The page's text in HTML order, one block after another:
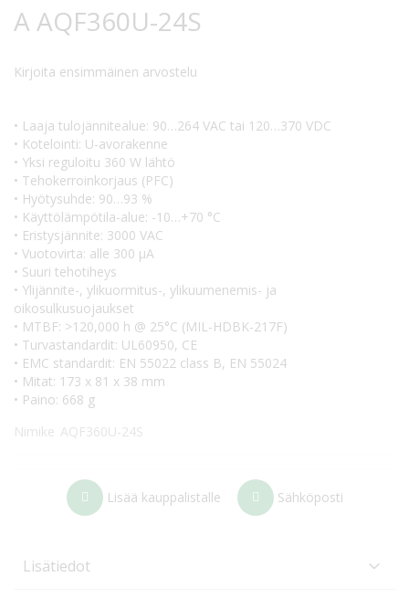
A AQF360U-24S
Kirjoita ensimmäinen arvostelu
• Laaja tulojännitealue: 90…264 VAC tai 120…370 VDC
• Kotelointi: U-avorakenne
• Yksi reguloitu 360 W lähtö
• Tehokerroinkorjaus (PFC)
• Hyötysuhde: 90…93 %
• Käyttölämpötila-alue: -10…+70 °C
• Eristysjännite: 3000 VAC
• Vuotovirta: alle 300 µA
• Suuri tehotiheys
• Ylijännite-, ylikuormitus-, ylikuumenemis- ja
oikosulkusuojaukset
• MTBF: >120,000 h @ 25°C (MIL-HDBK-217F)
• Turvastandardit: UL60950, CE
• EMC standardit: EN 55022 class B, EN 55024
• Mitat: 173 x 81 x 38 mm
• Paino: 668 g
Nimike AQF360U-24S
Lisää kauppalistalle Sähköposti
Lisätiedot